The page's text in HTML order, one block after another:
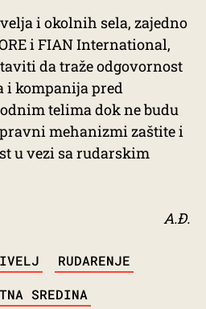
i okolnih sela, zajedno
i FIAN International,
da traže odgovornost
kompanija pred
telima dok ne budu
mehanizmi zaštite i
u vezi sa rudarskim
A.Đ.
RUDARENJE
SREDINA